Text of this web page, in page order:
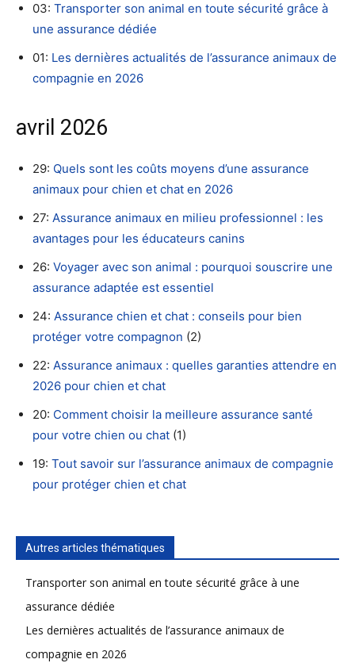
03: Transporter son animal en toute sécurité grâce à
une assurance dédiée
01: Les dernières actualités de l’assurance animaux de
compagnie en 2026
avril 2026
29: Quels sont les coûts moyens d’une assurance
animaux pour chien et chat en 2026
27: Assurance animaux en milieu professionnel : les
avantages pour les éducateurs canins
26: Voyager avec son animal : pourquoi souscrire une
assurance adaptée est essentiel
24: Assurance chien et chat : conseils pour bien
protéger votre compagnon (2)
22: Assurance animaux : quelles garanties attendre en
2026 pour chien et chat
20: Comment choisir la meilleure assurance santé
pour votre chien ou chat (1)
19: Tout savoir sur l’assurance animaux de compagnie
pour protéger chien et chat
Autres articles thématiques
Transporter son animal en toute sécurité grâce à une
assurance dédiée
Les dernières actualités de l’assurance animaux de
compagnie en 2026